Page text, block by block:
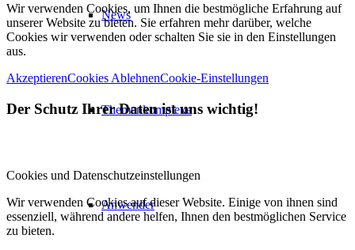
News
Themenkomplexe
Anwender
Wir verwenden Cookies, um Ihnen die bestmögliche Erfahrung auf
unserer Website zu bieten. Sie erfahren mehr darüber, welche
Cookies wir verwenden oder schalten Sie sie in den Einstellungen
aus.
AkzeptierenCookies AblehnenCookie-Einstellungen
Der Schutz Ihrer Daten ist uns wichtig!
Cookies und Datenschutzeinstellungen
Wir verwenden Cookies auf dieser Website. Einige von ihnen sind
essenziell, während andere helfen, Ihnen den bestmöglichen Service
zu bieten.